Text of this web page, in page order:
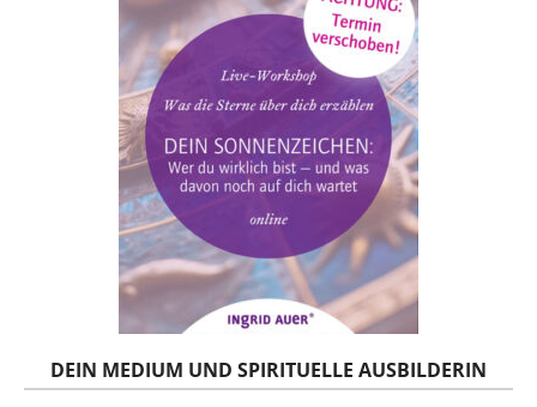
DEIN MEDIUM UND SPIRITUELLE AUSBILDERIN